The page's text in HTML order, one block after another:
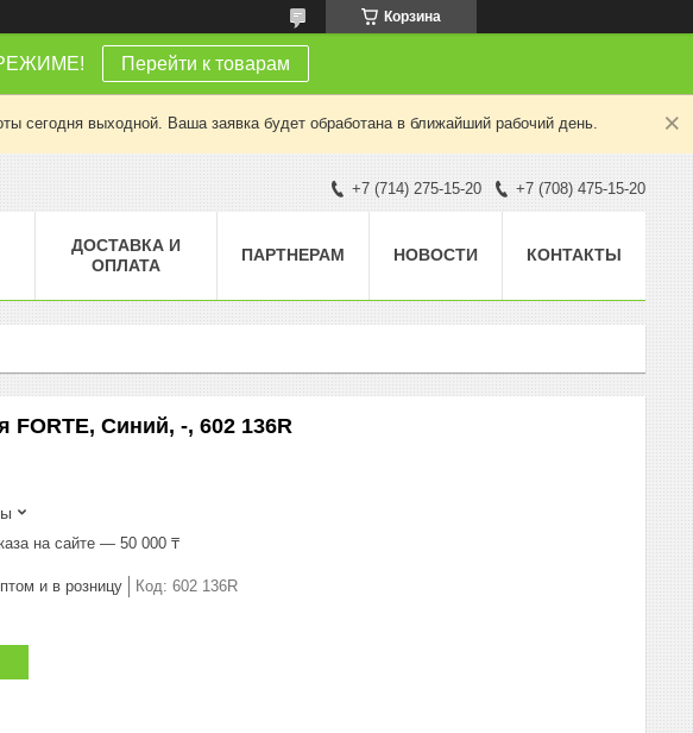
Корзина
Перейти к товарам
сегодня выходной. Ваша заявка будет обработана в ближайший рабочий день.
+7 (714) 275-15-20 +7 (708) 475-15-20
ДОСТАВКА И
ОПЛАТА
ПАРТНЕРАМ НОВОСТИ КОНТАКТЫ
FORTE, Синий, -, 602 136R
на сайте — 50 000 ₸
и в розницу Код: 602 136R